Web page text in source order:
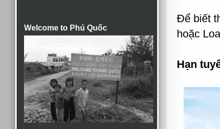
Welcome to Phú Quốc
Để biết
hoặc
Hạn